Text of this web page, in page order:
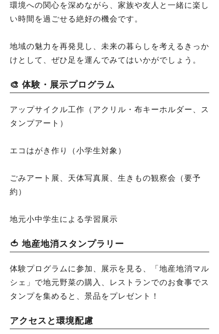
環境への関心を深めながら、家族や友人と一緒に楽し
い時間を過ごせる絶好の機会です。
地域の魅力を再発見し、未来の暮らしを考えるきっか
けとして、ぜひ足を運んでみてはいかがでしょう。
🎨 体験・展示プログラム
アップサイクル工作（アクリル・布キーホルダー、ス
タンプアート）
エコはがき作り（小学生対象）
ごみアート展、天体写真展、生きもの観察会（要予
約）
地元小中学生による学習展示
🍅 地産地消スタンプラリー
体験プログラムに参加、展示を見る、「地産地消マル
シェ」で地元野菜の購入、レストランでのお食事でス
タンプを集めると、景品をプレゼント！
アクセスと環境配慮